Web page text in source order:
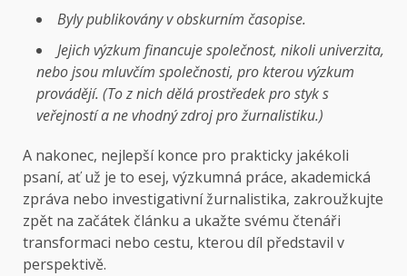
Byly publikovány v obskurním časopise.
Jejich výzkum financuje společnost, nikoli univerzita,
nebo jsou mluvčím společnosti, pro kterou výzkum
provádějí. (To z nich dělá prostředek pro styk s
veřejností a ne vhodný zdroj pro žurnalistiku.)
A nakonec, nejlepší konce pro prakticky jakékoli
psaní, ať už je to esej, výzkumná práce, akademická
zpráva nebo investigativní žurnalistika, zakroužkujte
zpět na začátek článku a ukažte svému čtenáři
transformaci nebo cestu, kterou díl představil v
perspektivě.